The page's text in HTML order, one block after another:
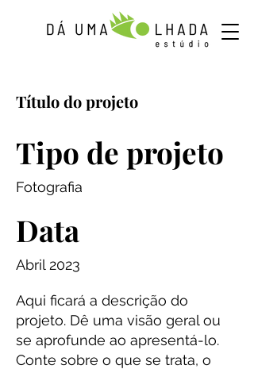
Título do projeto
Tipo de projeto
Fotografia
Data
Abril 2023
Aqui ficará a descrição do
projeto. Dê uma visão geral ou
se aprofunde ao apresentá-lo.
Conte sobre o que se trata, o